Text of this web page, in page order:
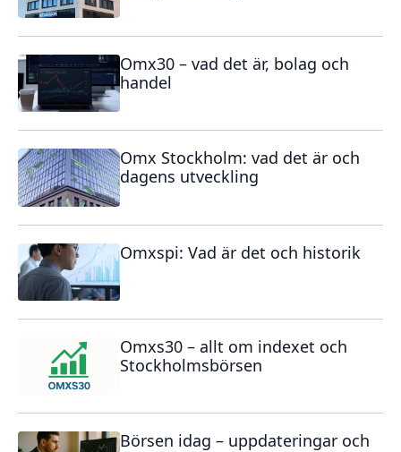
Omx30 – vad det är, bolag och
handel
Omx Stockholm: vad det är och
dagens utveckling
Omxspi: Vad är det och historik
Omxs30 – allt om indexet och
Stockholmsbörsen
Börsen idag – uppdateringar och